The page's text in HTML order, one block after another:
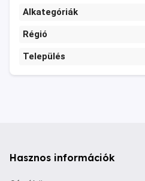
Alkategóriák
Régió
Település
Hasznos információk